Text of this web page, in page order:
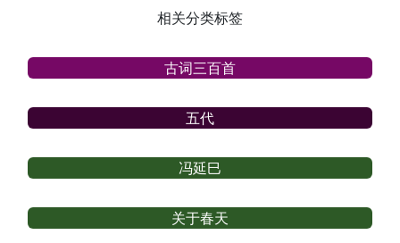
相关分类标签
古词三百首
五代
冯延巳
关于春天